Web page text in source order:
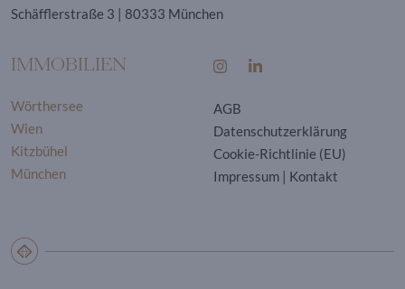
Schäfflerstraße 3 | 80333 München
IMMOBILIEN
Wörthersee
Wien
Kitzbühel
München
AGB
Datenschutzerklärung
Cookie-Richtlinie (EU)
Impressum | Kontakt